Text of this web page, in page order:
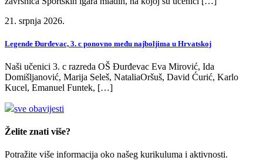
21. srpnja 2026.
Legende Đurđevac, 3. c ponovno među najboljima u Hrvatskoj
Naši učenici 3. c razreda OŠ Đurđevac Eva Mirović, Ida
Domišljanović, Marija Seleš, NataliaOršuš, David Ćurić, Karlo
Kucel, Emanuel Funtek, […]
sve obavijesti
Želite znati više?
Potražite više informacija oko našeg kurikuluma i aktivnosti.